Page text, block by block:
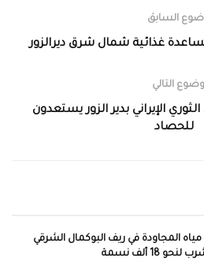
السابق
غذائية شمال شرق ديرالزور
التالي
الإيراني بدير الزور يستعدون
للحصاد
المجاودة في ريف البوكمال الشرقي
18 ألف نسمة